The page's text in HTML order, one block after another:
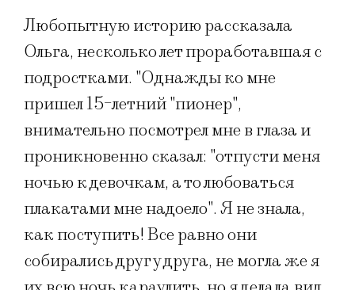
Любопытную историю рассказала
Ольга, несколько лет проработавшая с
подростками. "Однажды ко мне
пришел 15-летний "пионер",
внимательно посмотрел мне в глаза и
проникновенно сказал: "отпусти меня
ночью к девочкам, а то любоваться
плакатами мне надоело". Я не знала,
как поступить! Все равно они
собирались друг у друга, не могла же я